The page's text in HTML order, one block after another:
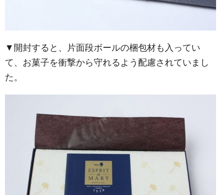
▼開封すると、片面段ボールの梱包材も入ってい
て、お菓子を衝撃から守れるよう配慮されていまし
た。